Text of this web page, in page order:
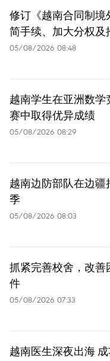
修订《越南合同制境
简手续、加大分权及
05/08/2026 08:48
越南学生在亚洲数
赛中取得优异成绩
05/08/2026 08:29
越南边防部队在边疆
季
05/08/2026 08:03
抓紧完善校舍，改善
件
05/08/2026 07:33
越南医生深夜出海